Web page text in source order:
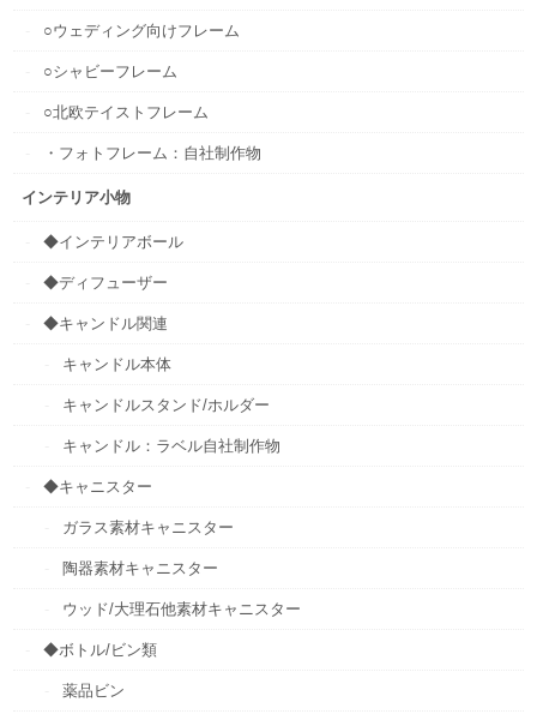
○ウェディング向けフレーム
○シャビーフレーム
○北欧テイストフレーム
・フォトフレーム：自社制作物
インテリア小物
◆インテリアボール
◆ディフューザー
◆キャンドル関連
キャンドル本体
キャンドルスタンド/ホルダー
キャンドル：ラベル自社制作物
◆キャニスター
ガラス素材キャニスター
陶器素材キャニスター
ウッド/大理石他素材キャニスター
◆ボトル/ビン類
薬品ビン